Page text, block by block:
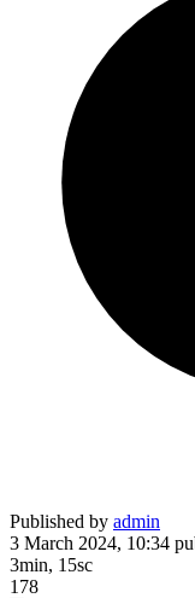
Published by admin
3 March 2024, 10:34
3min, 15sc
178